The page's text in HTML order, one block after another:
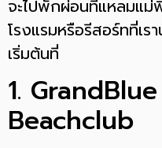
จะไปพักผ่อนที่แหลมแ
โรงแรมหรือรีสอร์ทที่เร
เริ่มต้นที่
1.
Beachclub